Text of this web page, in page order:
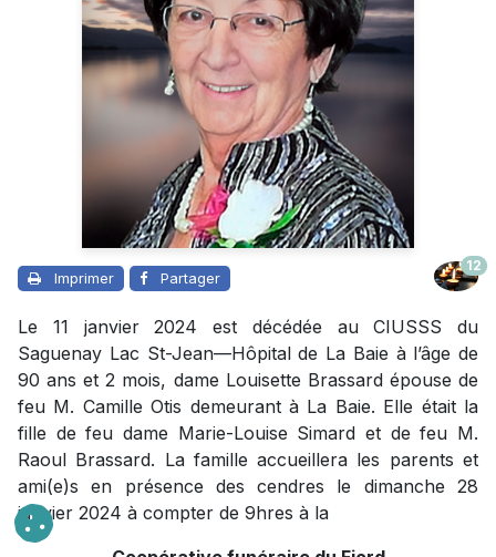
Imprimer Partager
12
Le 11 janvier 2024 est décédée au CIUSSS du
Saguenay Lac St-Jean—Hôpital de La Baie à l’âge de
90 ans et 2 mois, dame Louisette Brassard épouse de
feu M. Camille Otis demeurant à La Baie. Elle était la
fille de feu dame Marie-Louise Simard et de feu M.
Raoul Brassard. La famille accueillera les parents et
ami(e)s en présence des cendres le dimanche 28
janvier 2024 à compter de 9hres à la